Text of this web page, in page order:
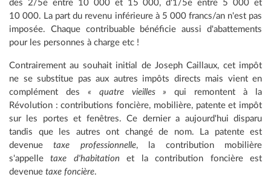
des 2/5e entre 10 000 et 15 000, d'1/5e entre 5 000 et
10 000. La part du revenu inférieure à 5 000 francs/an n'est pas
imposée. Chaque contribuable bénéficie aussi d'abattements
pour les personnes à charge etc !
Contrairement au souhait initial de Joseph Caillaux, cet impôt
ne se substitue pas aux autres impôts directs mais vient en
complément des « quatre vieilles » qui remontent à la
Révolution : contributions foncière, mobilière, patente et impôt
sur les portes et fenêtres. Ce dernier a aujourd'hui disparu
tandis que les autres ont changé de nom. La patente est
devenuetaxe professionnelle, la contribution mobilière
s'appelletaxe d'habitation et la contribution foncière est
devenue taxe foncière.